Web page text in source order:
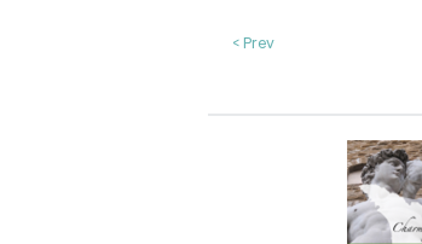
< Prev